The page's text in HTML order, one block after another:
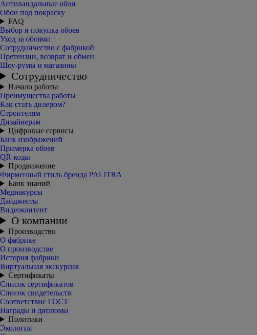
Антивандальные обои
Обои под покраску
FAQ
Выбор и покупка обоев
Уход за обоями
Сотрудничество с фабрикой
Претензии, возврат и обмен
Шоу-румы и магазины
Сотрудничество
Начало работы
Преимущества работы
Как стать дилером?
Строителям
Дизайнерам
Цифровые сервисы
Банк изображений
Примерка обоев
QR-коды
Продвижение
Фирменный стиль бренда PALITRA
Банк знаний
Медиакурсы
Дайджесты
Видеоконтент
О компании
Производство
О фабрике
О производстве
История фабрики
Виртуальная экскурсия
Сертификаты
Список сертификатов
Список свидетельств
Соответствие ГОСТ
Награды и дипломы
Политики
Экология